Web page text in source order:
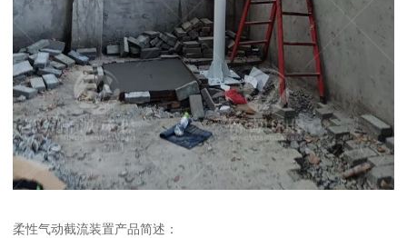
柔性气动截流装置产品简述：